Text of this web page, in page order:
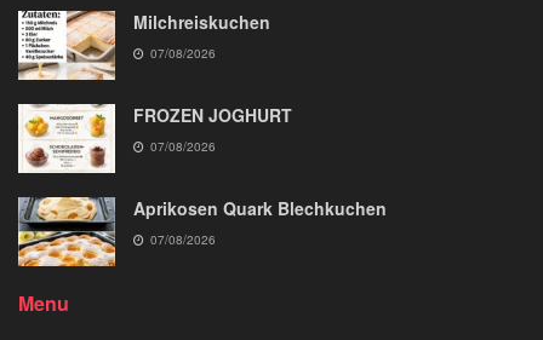
Milchreiskuchen
07/08/2026
FROZEN JOGHURT
07/08/2026
Aprikosen Quark Blechkuchen
07/08/2026
Menu